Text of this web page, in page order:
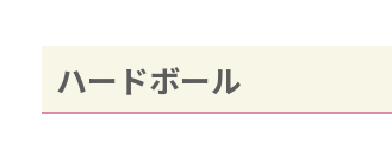
ハードボール